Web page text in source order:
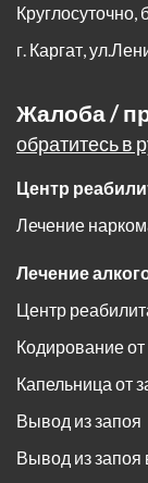
г. Каргат,
Жалоба /
обратитесь в
Центр
Лечение
Лечение
Центр
Кодирование
Капельница от
Вывод из запоя
Вывод из запоя